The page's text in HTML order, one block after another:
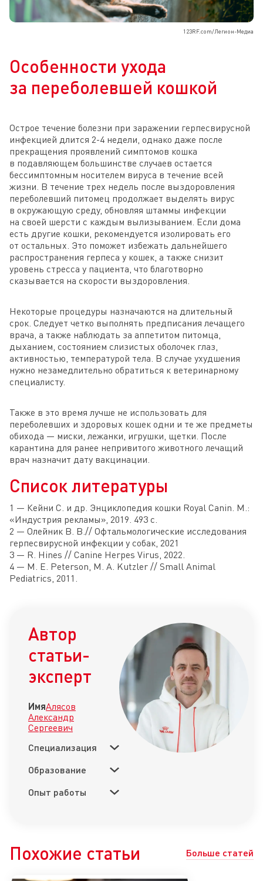
123RF.com/Легион-Медиа
Особенности ухода
за переболевшей кошкой
Острое течение болезни при заражении герпесвирусной
инфекцией длится 2-4 недели, однако даже после
прекращения проявлений симптомов кошка
в подавляющем большинстве случаев остается
бессимптомным носителем вируса в течение всей
жизни. В течение трех недель после выздоровления
переболевший питомец продолжает выделять вирус
в окружающую среду, обновляя штаммы инфекции
на своей шерсти с каждым вылизыванием. Если дома
есть другие кошки, рекомендуется изолировать его
от остальных. Это поможет избежать дальнейшего
распространения герпеса у кошек, а также снизит
уровень стресса у пациента, что благотворно
сказывается на скорости выздоровления.
Некоторые процедуры назначаются на длительный
срок. Следует четко выполнять предписания лечащего
врача, а также наблюдать за аппетитом питомца,
дыханием, состоянием слизистых оболочек глаз,
активностью, температурой тела. В случае ухудшения
нужно незамедлительно обратиться к ветеринарному
специалисту.
Также в это время лучше не использовать для
переболевших и здоровых кошек одни и те же предметы
обихода — миски, лежанки, игрушки, щетки. После
карантина для ранее непривитого животного лечащий
врач назначит дату вакцинации.
Список литературы
1 — Кейни С. и др. Энциклопедия кошки Royal Canin. М.:
«Индустрия рекламы», 2019. 493 с.
2 — Олейник В. В.// Офтальмологические исследования
герпесвирусной инфекции у собак, 2021
3 — R. Hines // Canine Herpes Virus, 2022.
4 — M. E. Peterson, M. А. Kutzler // Small Animal
Pediatrics, 2011.
Автор
статьи-
эксперт
ИмяАлясов
Александр
Сергеевич
Специализация
Образование
Опыт работы
Похожие статьи Больше статей